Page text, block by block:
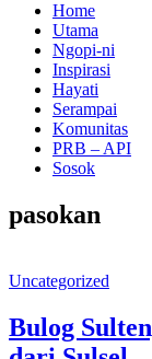
Home
Utama
Ngopi-ni
Inspirasi
Hayati
Serampai
Komunitas
PRB – API
Sosok
pasokan
Uncategorized
Bulog